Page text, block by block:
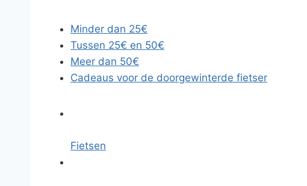
Minder dan 25€
Tussen 25€ en 50€
Meer dan 50€
Cadeaus voor de doorgewinterde fietser
Fietsen